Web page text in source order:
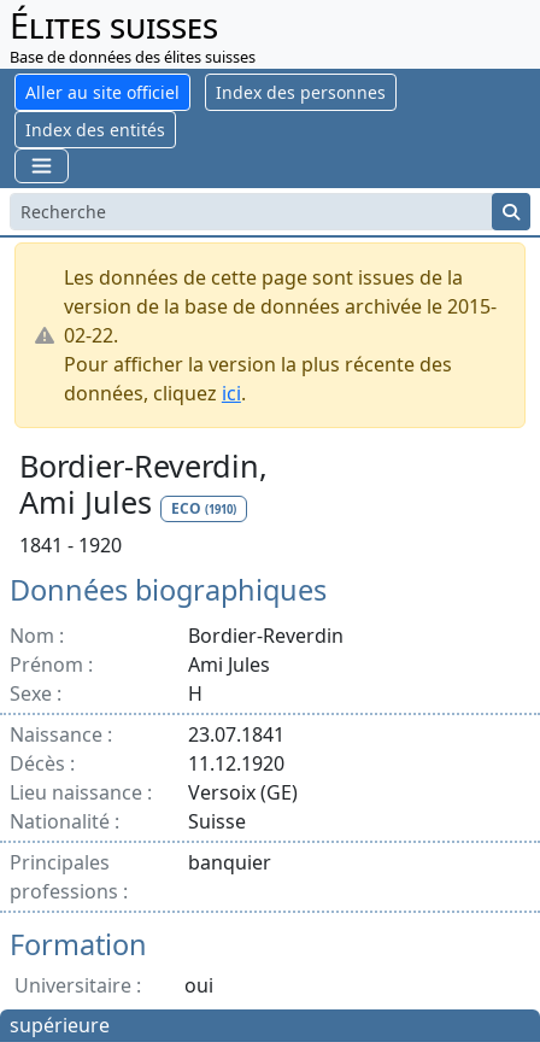
Élites suisses
Base de données des élites suisses
Aller au site officiel
Index des personnes
Index des entités
Les données de cette page sont issues de la
version de la base de données archivée le 2015-
02-22.
Pour afficher la version la plus récente des
données, cliquez ici.
Bordier-Reverdin,
Ami Jules
ECO (1910)
1841 - 1920
Données biographiques
Nom :
Bordier-Reverdin
Prénom :
Ami Jules
Sexe :
H
Naissance :
23.07.1841
Décès :
11.12.1920
Lieu naissance :
Versoix (GE)
Nationalité :
Suisse
Principales
professions :
banquier
Formation
Universitaire :
oui
supérieure